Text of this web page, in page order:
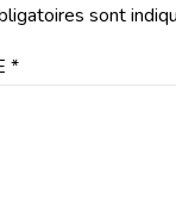
sont
*